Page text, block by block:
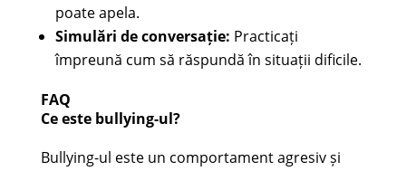
poate apela.
Simulări de conversație: Practicați
împreună cum să răspundă în situații dificile.
FAQ
Ce este bullying-ul?
Bullying-ul este un comportament agresiv și